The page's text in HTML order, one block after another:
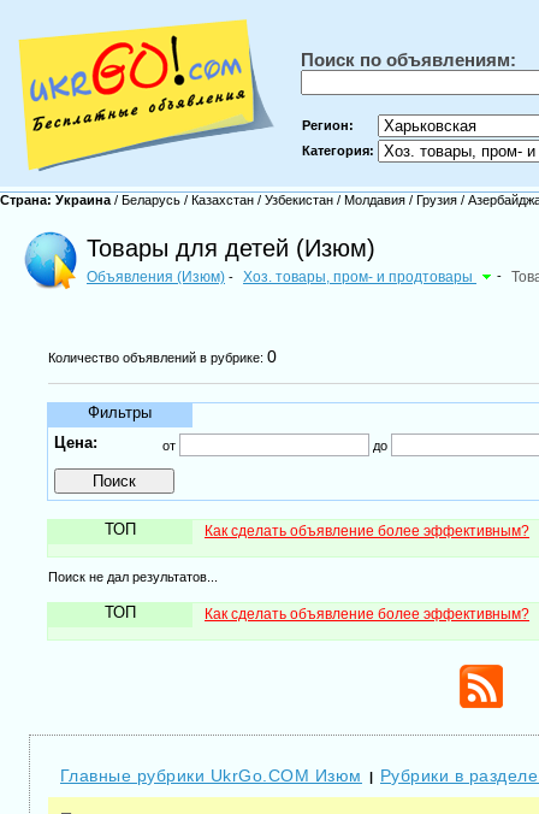
Поиск по объявлениям:
Регион:
Категория:
Страна: Украина / Беларусь / Казахстан / Узбекистан / Молдавия / Грузия /
Товары для детей (Изюм)
Объявления (Изюм) - Хоз. товары, пром- и продтовары -
Количество объявлений в рубрике: 0
Фильтры
Цена:
от до
ТОП Как сделать объявление более эффективным?
Поиск не дал результатов...
ТОП Как сделать объявление более эффективным?
Главные рубрики UkrGo.COM Изюм | Рубрики в